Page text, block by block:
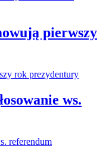
pierwszy
ws.